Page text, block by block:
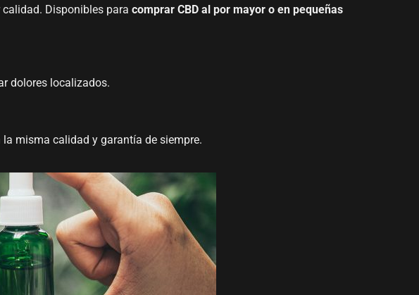
Disponibles para comprar CBD al por mayor o en pequeñas
dolores localizados.
la misma calidad y garantía de siempre.